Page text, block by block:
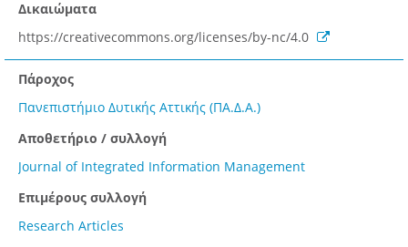
Δικαιώματα
https://creativecommons.org/licenses/by-nc/4.0
Πάροχος
Πανεπιστήμιο Δυτικής Αττικής (ΠΑ.Δ.Α.)
Αποθετήριο / συλλογή
Journal of Integrated Information Management
Επιμέρους συλλογή
Research Articles